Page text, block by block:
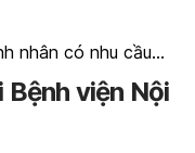
nhân có nhu cầu…
Bệnh viện Nội